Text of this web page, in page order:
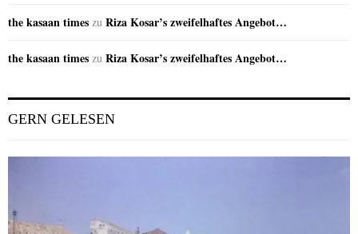
the kasaan times zu Riza Kosar’s zweifelhaftes Angebot…
the kasaan times zu Riza Kosar’s zweifelhaftes Angebot…
GERN GELESEN